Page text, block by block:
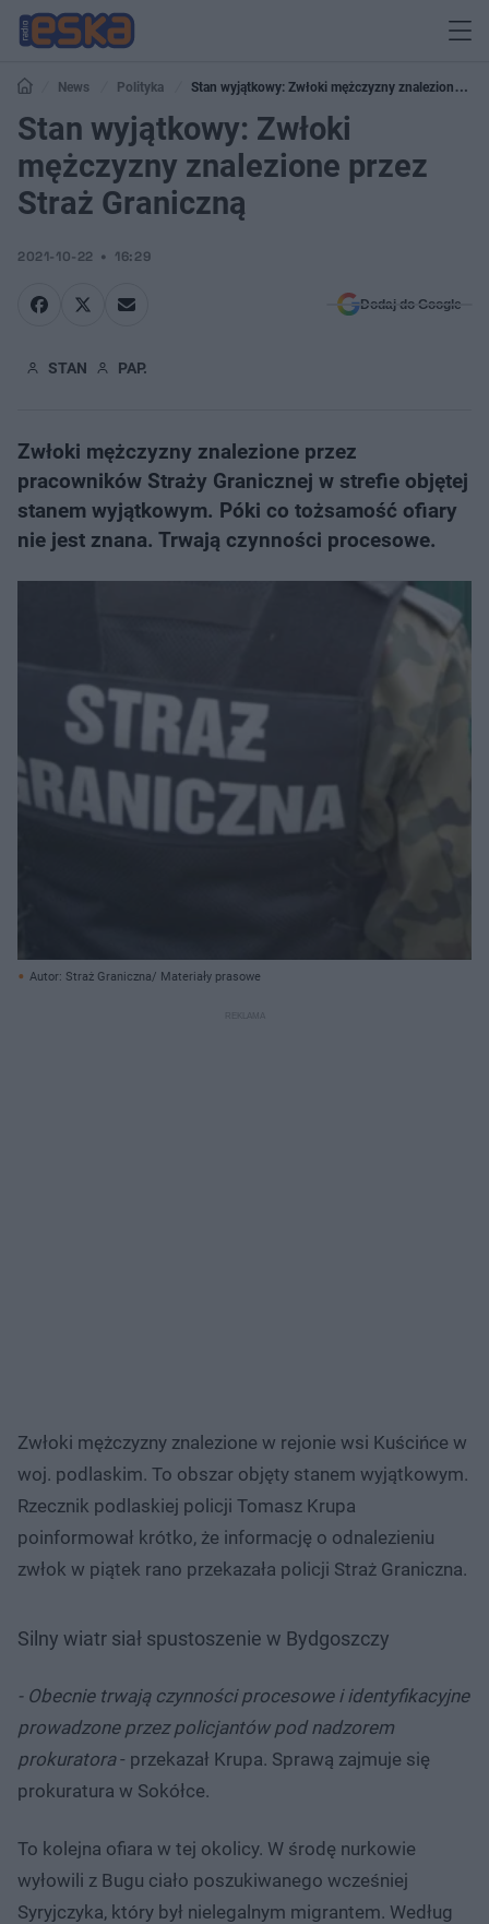
News Polityka
Stan wyjątkowy: Zwłoki mężczyzny znalezione
przez Straż Graniczną
Stan wyjątkowy: Zwłoki
mężczyzny znalezione przez
Straż Graniczną
2021-10-22 16:29
Dodaj do Google
STAN PAP.
Zwłoki mężczyzny znalezione przez
pracowników Straży Granicznej w strefie objętej
stanem wyjątkowym. Póki co tożsamość ofiary
nie jest znana. Trwają czynności procesowe.
Autor: Straż Graniczna/ Materiały prasowe
Zwłoki mężczyzny znalezione w rejonie wsi Kuścińce w
woj. podlaskim. To obszar objęty stanem wyjątkowym.
Rzecznik podlaskiej policji Tomasz Krupa
poinformował krótko, że informację o odnalezieniu
zwłok w piątek rano przekazała policji Straż Graniczna.
Silny wiatr siał spustoszenie w Bydgoszczy
- Obecnie trwają czynności procesowe i identyfikacyjne
prowadzone przez policjantów pod nadzorem
prokuratora- przekazał Krupa. Sprawą zajmuje się
prokuratura w Sokółce.
To kolejna ofiara w tej okolicy. W środę nurkowie
wyłowili z Bugu ciało poszukiwanego wcześniej
Syryjczyka, który był nielegalnym migrantem. Według